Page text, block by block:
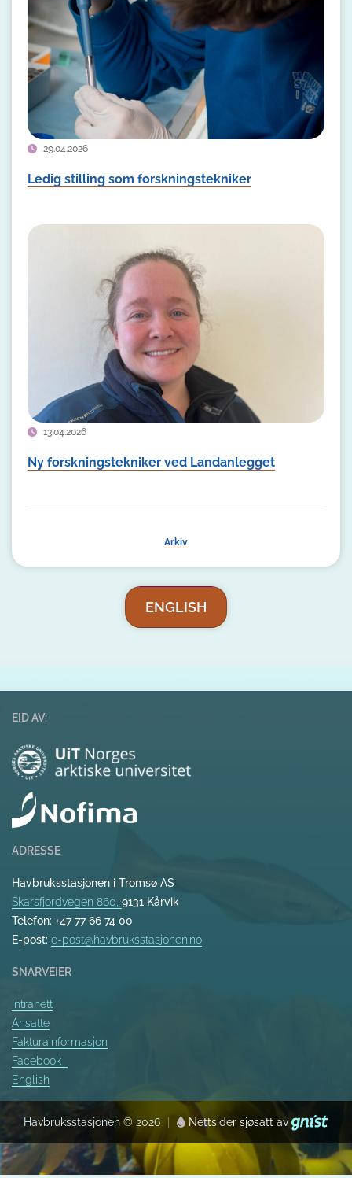
29.04.2026
Ledig stilling som forskningstekniker
13.04.2026
Ny forskningstekniker ved Landanlegget
Arkiv
ENGLISH
EID AV:
ADRESSE
Havbruksstasjonen i Tromsø AS
Skarsfjordvegen 860, 9131 Kårvik
Telefon: +47 77 66 74 00
E-post: e-post@havbruksstasjonen.no
SNARVEIER
Intranett
Ansatte
Fakturainformasjon
Facebook
English
Havbruksstasjonen © 2026 Nettsider sjøsatt av